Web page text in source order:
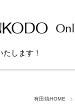
します！
有田焼HOME